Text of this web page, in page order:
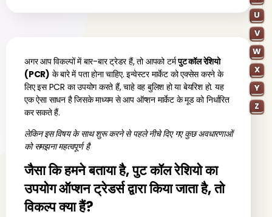
U
V
W
X
Y
Z
अगर आप विकल्पों में बार-बार ट्रेडर हैं, तो आपको टर्मपुट कॉल रेशियो
(PCR) के बारे में पता होना चाहिए. इन्वेस्टर मार्केट को एक्सेस करने के
लिए इस PCR का उपयोग करते हैं, चाहे वह बुलिश हो या बेयरिश हो. यह
एक ऐसा साधन है जिसके माध्यम से आप ऑप्शन मार्केट के मूड को निर्धारित
कर सकते हैं.
लेकिन इस विषय के साथ शुरू करने से पहले नीचे दिए गए कुछ अवधारणाओं
को समझना महत्वपूर्ण है
जैसा कि हमने बताया है, पुट कॉल रेशियो का
उपयोग ऑप्शन ट्रेडर्स द्वारा किया जाता है, तो
विकल्प क्या हैं?